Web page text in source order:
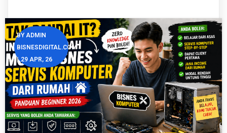
BYADMIN
BISNESDIGITAL.COM
| 29 APR, 26